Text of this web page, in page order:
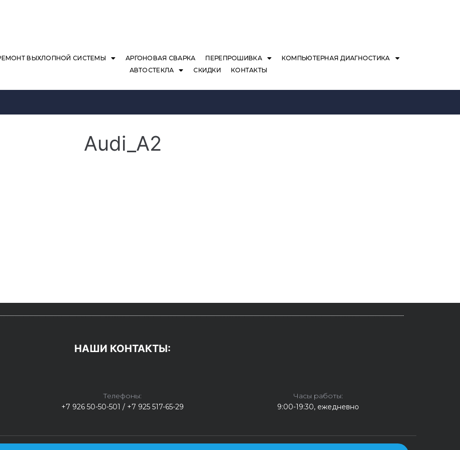
ВЫХЛОПНОЙ СИСТЕМЫ АРГОНОВАЯ СВАРКА ПЕРЕПРОШИВКА
КОМПЬЮТЕРНАЯ ДИАГНОСТИКА
АВТОСТЕКЛА
СКИДКИ КОНТАКТЫ
Audi_A2
НАШИ КОНТАКТЫ:
Телефоны:
+7 926 50-50-501 / +7 925 517-65-29
Часы работы:
9:00-19:30, ежедневно